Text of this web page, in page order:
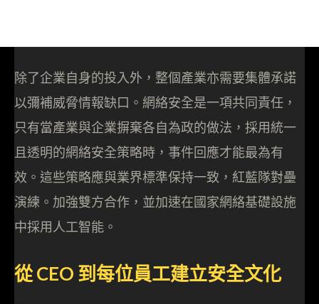
除了企業自身的投入外，整個產業亦需要集體承諾
以彌補威脅情報缺口。網絡安全是一項共同責任，
只有當產業與企業摒棄各自為政的做法，採用統一
且透明的網絡安全策略時，事件回應才能最為有
效。這些策略應與業界標準保持一致，紅藍隊對壘
演練。加強雙方合作，並加速在國家網絡基礎設施
中採用人工智能。
從 CEO 到每位員工建立安全文化